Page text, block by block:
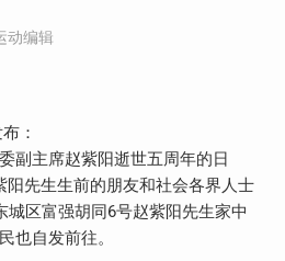
动编辑
：
副主席赵紫阳逝世五周年的日
阳先生生前的朋友和社会各界人士
城区富强胡同6号赵紫阳先生家中
也自发前往。